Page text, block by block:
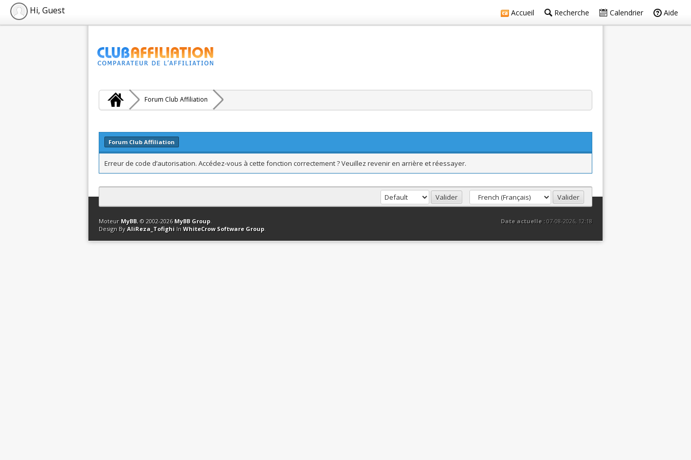
Accueil Recherche Calendrier Aide
Hi, Guest
Forum Club Affiliation
Forum Club Affiliation
Erreur de code d’autorisation. Accédez-vous à cette fonction correctement ? Veuillez revenir en arrière et réessayer.
Contact Club Affiliation Retourner en haut Version bas-débit (Archivé) Syndication RSS
Date actuelle :07-08-2026, 12:18
Moteur MyBB, © 2002-2026 MyBB Group.
Design By AliReza_Tofighi In WhiteCrow Software Group.